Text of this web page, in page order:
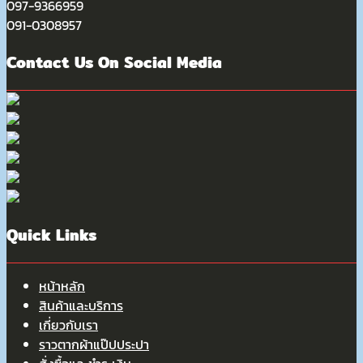
097-9366959
091-0308957
Contact Us On Social Media
Quick Links
หน้าหลัก
สินค้าและบริการ
เกี่ยวกับเรา
ราวตากผ้าแป๊ปประปา